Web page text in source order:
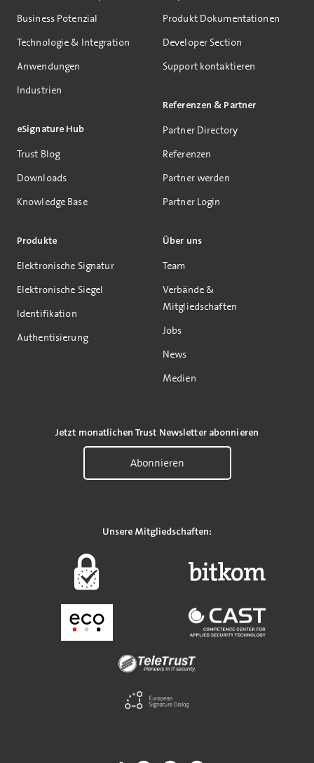
Business Potenzial
Technologie & Integration
Anwendungen
Industrien
eSignature Hub
Trust Blog
Downloads
Knowledge Base
Produkte
Elektronische Signatur
Elektronische Siegel
Identifikation
Authentisierung
Produkt Dokumentationen
Developer Section
Support kontaktieren
Referenzen & Partner
Partner Directory
Referenzen
Partner werden
Partner Login
Über uns
Team
Verbände &
Mitgliedschaften
Jobs
News
Medien
Jetzt monatlichen Trust Newsletter abonnieren
Abonnieren
Unsere Mitgliedschaften: